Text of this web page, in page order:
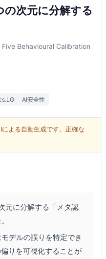
次元に分解する
Behavioural Calibration
AI安全性
よる自動生成です。正確な
元に分解する「メタ認
デルの誤りを特定でき
りを可視化することが